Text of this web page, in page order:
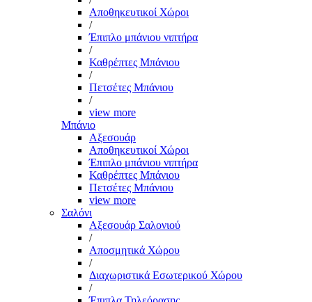
Αποθηκευτικοί Χώροι
/
Έπιπλο μπάνιου νιπτήρα
/
Καθρέπτες Μπάνιου
/
Πετσέτες Μπάνιου
/
view more
Μπάνιο
Αξεσουάρ
Αποθηκευτικοί Χώροι
Έπιπλο μπάνιου νιπτήρα
Καθρέπτες Μπάνιου
Πετσέτες Μπάνιου
view more
Σαλόνι
Αξεσουάρ Σαλονιού
/
Αποσμητικά Χώρου
/
Διαχωριστικά Εσωτερικού Χώρου
/